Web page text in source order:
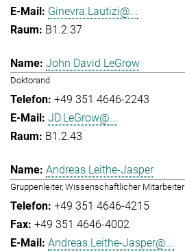
Ginevra.Lautizi@...
B1.2.37
John David LeGrow
Doktorand
+49 351 4646-2243
JD.LeGrow@...
B1.2.43
Andreas Leithe-Jasper
Gruppenleiter, Wissenschaftlicher Mitarbeiter
+49 351 4646-4215
+49 351 4646-4002
Andreas.Leithe-Jasper@...